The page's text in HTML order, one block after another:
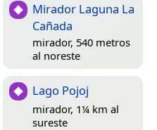
Mirador Laguna La
Cañada
mirador, 540 metros
al noreste
Lago Pojoj
mirador, 1¼ km al
sureste